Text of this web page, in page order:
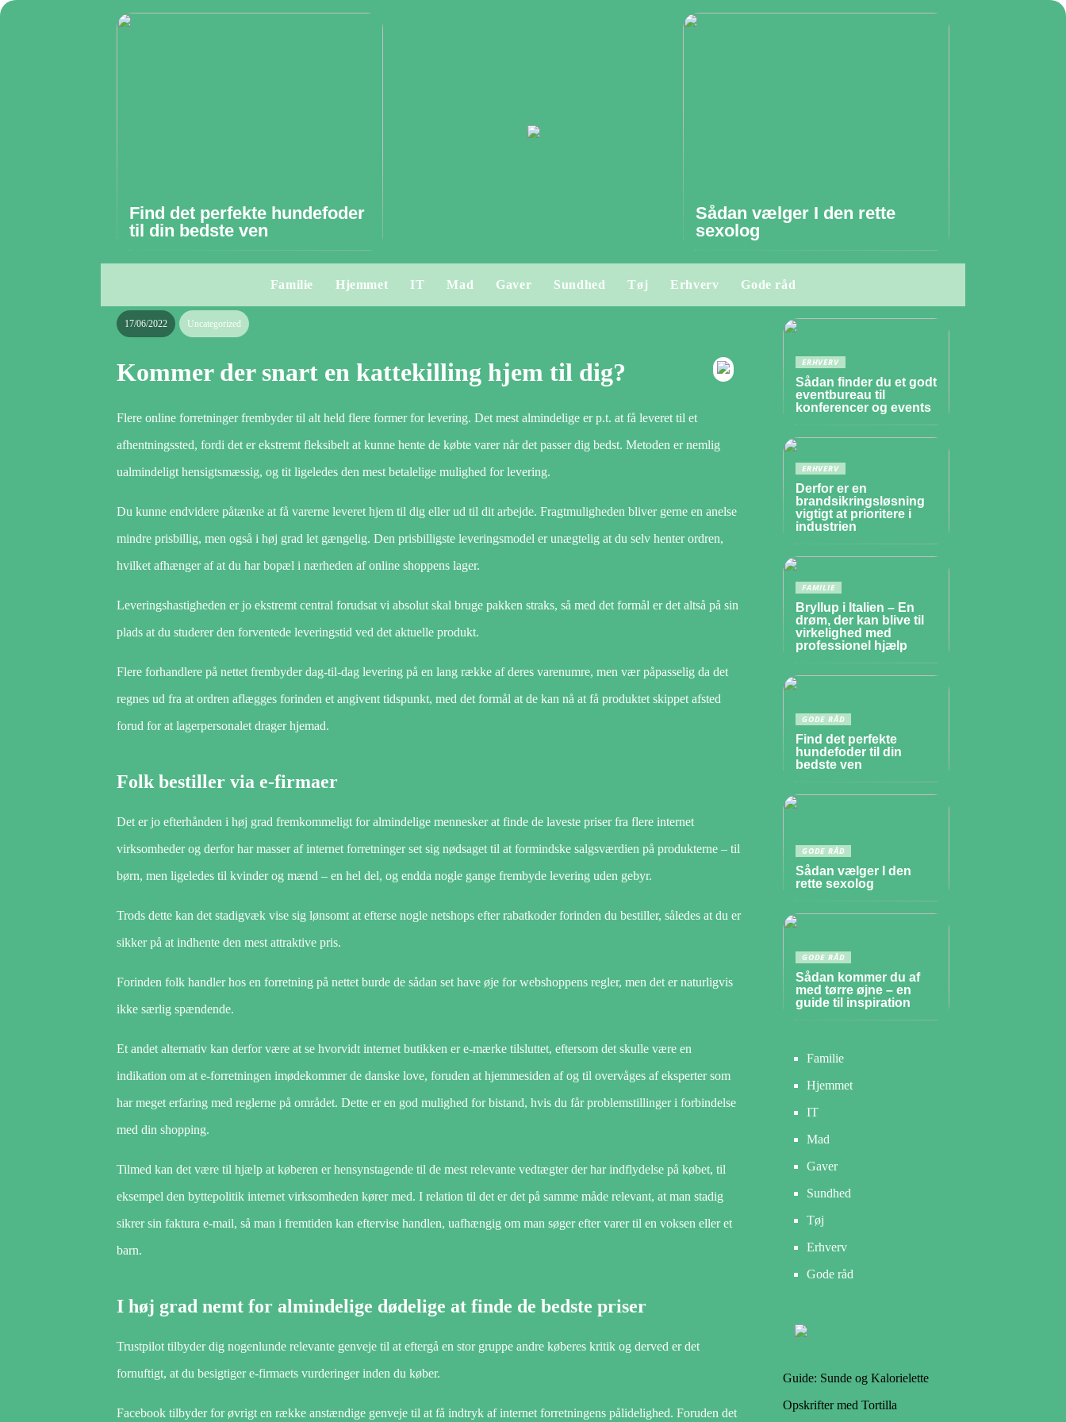
Find det perfekte hundefoder
til din bedste ven
Sådan vælger I den rette
sexolog
Familie Hjemmet IT Mad Gaver Sundhed Tøj Erhverv Gode råd
17/06/2022 Uncategorized
Kommer der snart en kattekilling hjem til dig?
Flere online forretninger frembyder til alt held flere former for levering. Det mest almindelige er p.t. at få leveret til et
afhentningssted, fordi det er ekstremt fleksibelt at kunne hente de købte varer når det passer dig bedst. Metoden er nemlig
ualmindeligt hensigtsmæssig, og tit ligeledes den mest betalelige mulighed for levering.
Du kunne endvidere påtænke at få varerne leveret hjem til dig eller ud til dit arbejde. Fragtmuligheden bliver gerne en anelse
mindre prisbillig, men også i høj grad let gængelig. Den prisbilligste leveringsmodel er unægtelig at du selv henter ordren,
hvilket afhænger af at du har bopæl i nærheden af online shoppens lager.
Leveringshastigheden er jo ekstremt central forudsat vi absolut skal bruge pakken straks, så med det formål er det altså på sin
plads at du studerer den forventede leveringstid ved det aktuelle produkt.
Flere forhandlere på nettet frembyder dag-til-dag levering på en lang række af deres varenumre, men vær påpasselig da det
regnes ud fra at ordren aflægges forinden et angivent tidspunkt, med det formål at de kan nå at få produktet skippet afsted
forud for at lagerpersonalet drager hjemad.
Folk bestiller via e-firmaer
Det er jo efterhånden i høj grad fremkommeligt for almindelige mennesker at finde de laveste priser fra flere internet
virksomheder og derfor har masser af internet forretninger set sig nødsaget til at formindske salgsværdien på produkterne – til
børn, men ligeledes til kvinder og mænd – en hel del, og endda nogle gange frembyde levering uden gebyr.
Trods dette kan det stadigvæk vise sig lønsomt at efterse nogle netshops efter rabatkoder forinden du bestiller, således at du er
sikker på at indhente den mest attraktive pris.
Forinden folk handler hos en forretning på nettet burde de sådan set have øje for webshoppens regler, men det er naturligvis
ikke særlig spændende.
Et andet alternativ kan derfor være at se hvorvidt internet butikken er e-mærke tilsluttet, eftersom det skulle være en
indikation om at e-forretningen imødekommer de danske love, foruden at hjemmesiden af og til overvåges af eksperter som
har meget erfaring med reglerne på området. Dette er en god mulighed for bistand, hvis du får problemstillinger i forbindelse
med din shopping.
Tilmed kan det være til hjælp at køberen er hensynstagende til de mest relevante vedtægter der har indflydelse på købet, til
eksempel den byttepolitik internet virksomheden kører med. I relation til det er det på samme måde relevant, at man stadig
sikrer sin faktura e-mail, så man i fremtiden kan eftervise handlen, uafhængig om man søger efter varer til en voksen eller et
barn.
I høj grad nemt for almindelige dødelige at finde de bedste priser
Trustpilot tilbyder dig nogenlunde relevante genveje til at eftergå en stor gruppe andre køberes kritik og derved er det
fornuftigt, at du besigtiger e-firmaets vurderinger inden du køber.
Facebook tilbyder for øvrigt en række anstændige genveje til at få indtryk af internet forretningens pålidelighed. Foruden det
ERHVERV
Sådan finder du et godt
eventbureau til
konferencer og events
ERHVERV
Derfor er en
brandsikringsløsning
vigtigt at prioritere i
industrien
FAMILIE
Bryllup i Italien – En
drøm, der kan blive til
virkelighed med
professionel hjælp
GODE RÅD
Find det perfekte
hundefoder til din
bedste ven
GODE RÅD
Sådan vælger I den
rette sexolog
GODE RÅD
Sådan kommer du af
med tørre øjne – en
guide til inspiration
Familie
Hjemmet
IT
Mad
Gaver
Sundhed
Tøj
Erhverv
Gode råd
Guide: Sunde og Kalorielette
Opskrifter med Tortilla